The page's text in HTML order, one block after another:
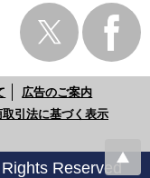
広告のご案内
取引法に基づく表示
Reserved